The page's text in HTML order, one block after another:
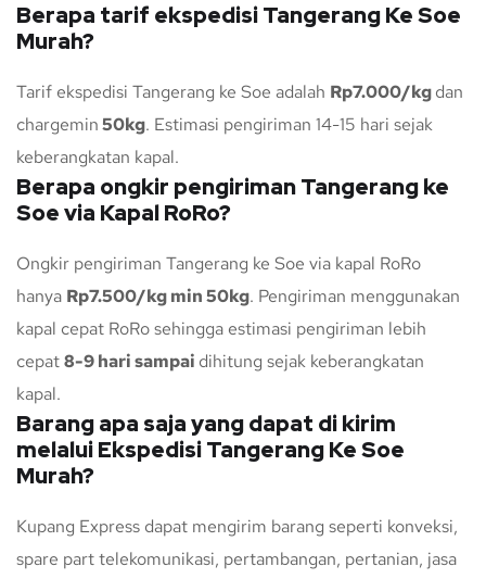
Berapa tarif ekspedisi Tangerang Ke Soe
Murah?
Tarif ekspedisi Tangerang ke Soe adalah Rp7.000/kgdan
chargemin50kg. Estimasi pengiriman 14-15 hari sejak
keberangkatan kapal.
Berapa ongkir pengiriman Tangerang ke
Soe via Kapal RoRo?
Ongkir pengiriman Tangerang ke Soe via kapal RoRo
hanya Rp7.500/kg min 50kg. Pengiriman menggunakan
kapal cepat RoRo sehingga estimasi pengiriman lebih
cepat8-9 hari sampai dihitung sejak keberangkatan
kapal.
Barang apa saja yang dapat di kirim
melalui Ekspedisi Tangerang Ke Soe
Murah?
Kupang Express dapat mengirim barang seperti konveksi,
spare part telekomunikasi, pertambangan, pertanian, jasa